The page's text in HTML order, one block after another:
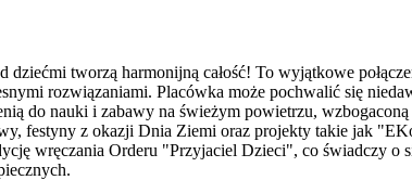
tworzą harmonijną całość! To wyjątkowe
rozwiązaniami. Placówka może pochwalić się
do nauki i zabawy na świeżym powietrzu,
festyny z okazji Dnia Ziemi oraz projekty takie jak
wręczania Orderu "Przyjaciel Dzieci", co świadczy